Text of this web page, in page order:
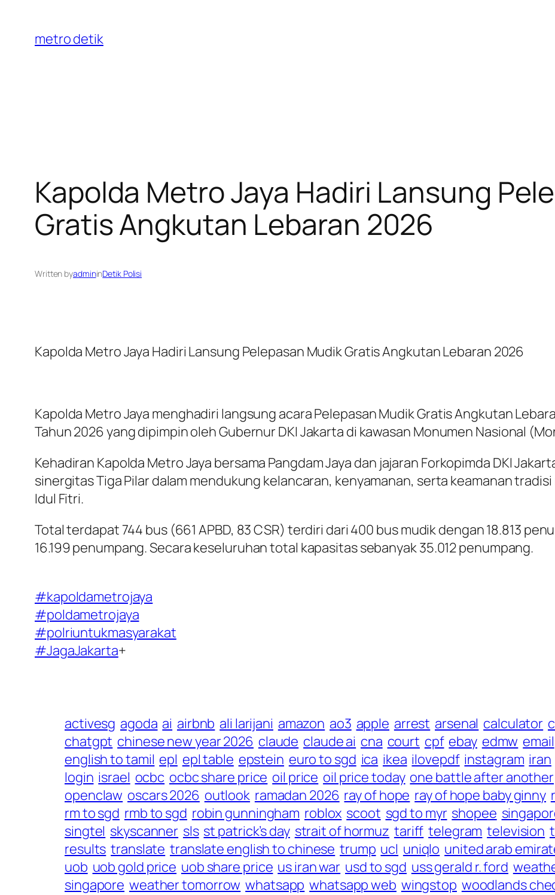
content
metro detik
Kapolda Metro Jaya Hadiri Lansung
Gratis Angkutan Lebaran 2026
Written byadmininDetik Polisi
Kapolda Metro Jaya Hadiri Lansung Pelepasan Mudik Gratis Angkutan Lebaran 2026
Kapolda Metro Jaya menghadiri langsung acara Pelepasan Mudik Gratis Angkutan
Tahun 2026 yang dipimpin oleh Gubernur DKI Jakarta di kawasan Monumen Nasional
Kehadiran Kapolda Metro Jaya bersama Pangdam Jaya dan jajaran Forkopimda DKI
sinergitas Tiga Pilar dalam mendukung kelancaran, kenyamanan, serta keamanan
Idul Fitri.
Total terdapat 744 bus (661 APBD, 83 CSR) terdiri dari 400 bus mudik dengan 18.813
16.199 penumpang. Secara keseluruhan total kapasitas sebanyak 35.012 penumpang.
#kapoldametrojaya
#poldametrojaya
#polriuntukmasyarakat
#JagaJakarta+
activesg agoda ai airbnb ali larijani amazon ao3 apple arrest arsenal calculator
chatgpt chinese new year 2026 claude claude ai cna court cpf ebay edmw email
english to tamil epl epl table epstein euro to sgd ica ikea ilovepdf instagram iran
login israel ocbc ocbc share price oil price oil price today one battle after another
openclaw oscars 2026 outlook ramadan 2026 ray of hope ray of hope baby ginny
rm to sgd rmb to sgd robin gunningham roblox scoot sgd to myr shopee
singtel skyscanner sls st patrick’s day strait of hormuz tariff telegram television
results translate translate english to chinese trump ucl uniqlo united arab
uob uob gold price uob share price us iran war usd to sgd uss gerald r. ford
singapore weather tomorrow whatsapp whatsapp web wingstop woodlands